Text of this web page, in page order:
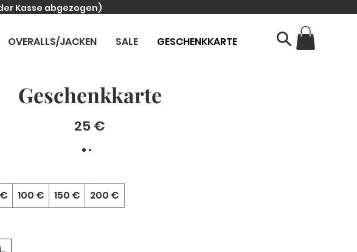
Kasse abgezogen)
OVERALLS/JACKEN SALE GESCHENKKARTE
Geschenkkarte
25 €
100 € 150 € 200 €